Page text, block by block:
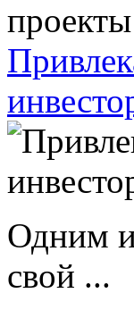
Одним
свой ...